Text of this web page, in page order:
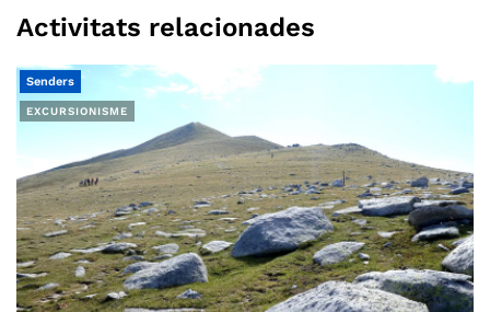
Activitats relacionades
EXCURSIONISME
Senders